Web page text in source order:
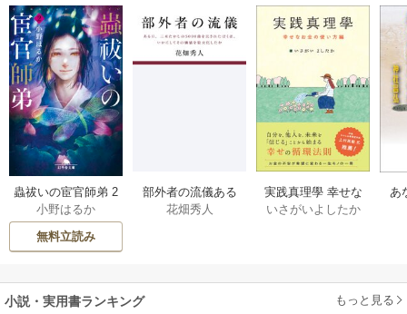
蟲祓いの宦官師弟 2
巻
小野はるか
無料立読み
部外者の流儀ある
日、三木たかしの5
したか 1巻
花畑秀人
実践真理學 幸せな
お金の使い方編 1巻
いさがいよしたか
あ
小説・実用書ランキング もっと見る